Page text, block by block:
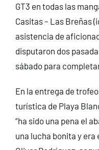
GT3 en todas las
Casitas – Las Breñas
asistencia de
disputaron dos
sábado para
En la entrega de
turística de Playa
“ha sido una pena el
una lucha bonita y era